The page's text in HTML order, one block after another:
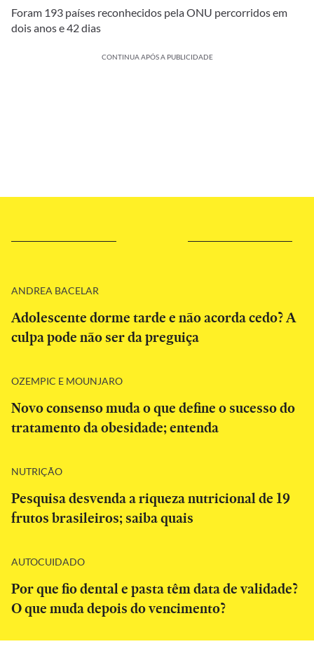
Foram 193 países reconhecidos pela ONU percorridos em
dois anos e 42 dias
CONTINUA APÓS A PUBLICIDADE
ANDREA BACELAR
Adolescente dorme tarde e não acorda cedo? A
culpa pode não ser da preguiça
OZEMPIC E MOUNJARO
Novo consenso muda o que define o sucesso do
tratamento da obesidade; entenda
NUTRIÇÃO
Pesquisa desvenda a riqueza nutricional de 19
frutos brasileiros; saiba quais
AUTOCUIDADO
Por que fio dental e pasta têm data de validade?
O que muda depois do vencimento?